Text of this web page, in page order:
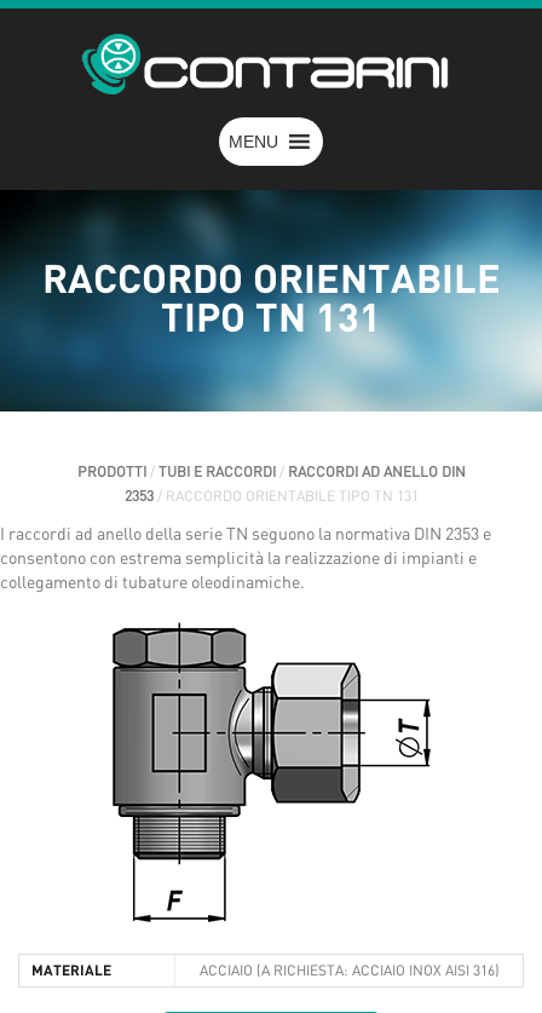
MENU
RACCORDO ORIENTABILE
TIPO TN 131
PRODOTTI / TUBI E RACCORDI / RACCORDI AD ANELLO DIN
2353/ RACCORDO ORIENTABILE TIPO TN 131
I raccordi ad anello della serie TN seguono la normativa DIN 2353 e
consentono con estrema semplicità la realizzazione di impianti e
collegamento di tubature oleodinamiche.
MATERIALE ACCIAIO (A RICHIESTA: ACCIAIO INOX AISI 316)